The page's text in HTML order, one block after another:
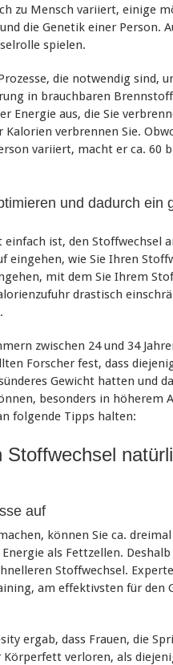
zu Mensch variiert, einige
die Genetik einer Person.
spielen.
die notwendig sind,
in brauchbaren
Energie aus, die Sie
verbrennen Sie.
variiert, macht er ca. 60
und dadurch ein
ist, den Stoffwechsel
eingehen, wie Sie Ihren
mit dem Sie Ihrem
drastisch
zwischen 24 und 34
Forscher fest, dass
Gewicht hatten und
besonders in höherem
folgende Tipps halten:
auf
können Sie ca.
als Fettzellen. Deshalb
Stoffwechsel.
am effektivsten für den
ergab, dass Frauen, die
verloren, als